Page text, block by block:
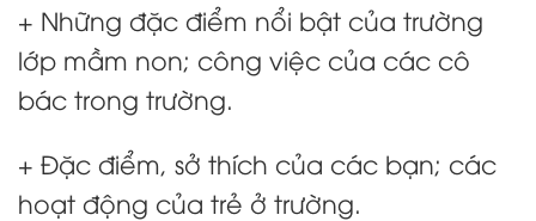
+ Những đặc điểm nổi bật của trường
lớp mầm non; công việc của các cô
bác trong trường.
+ Đặc điểm, sở thích của các bạn; các
hoạt động của trẻ ở trường.